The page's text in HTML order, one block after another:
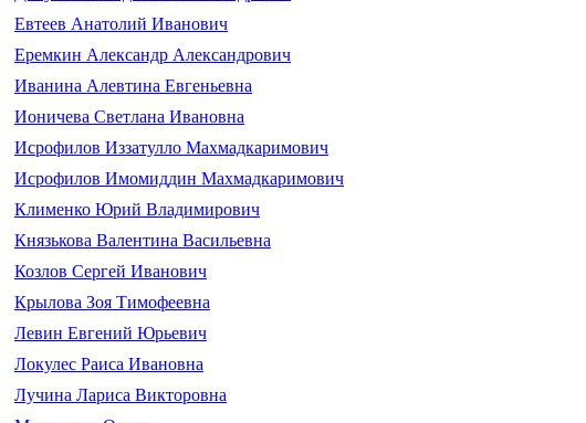
Евтеев Анатолий Иванович
Еремкин Александр Александрович
Иванина Алевтина Евгеньевна
Ионичева Светлана Ивановна
Исрофилов Иззатулло Махмадкаримович
Исрофилов Имомиддин Махмадкаримович
Клименко Юрий Владимирович
Князькова Валентина Васильевна
Козлов Сергей Иванович
Крылова Зоя Тимофеевна
Левин Евгений Юрьевич
Локулес Раиса Ивановна
Лучина Лариса Викторовна